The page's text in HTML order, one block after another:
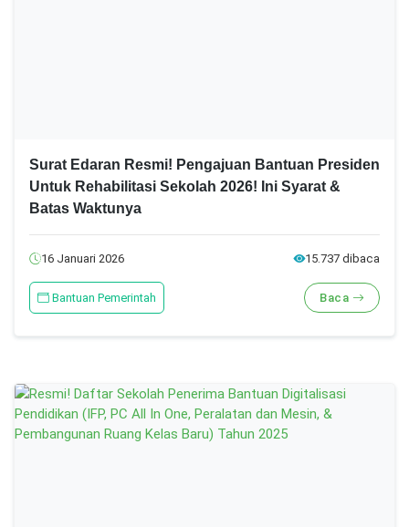
Surat Edaran Resmi! Pengajuan Bantuan Presiden
Untuk Rehabilitasi Sekolah 2026! Ini Syarat &
Batas Waktunya
16 Januari 2026 15.737 dibaca
Bantuan Pemerintah Baca